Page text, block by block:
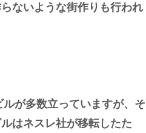
ないような街作りも行われ
が多数立っていますが、そ
はネスレ社が移転したた